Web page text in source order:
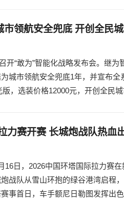
市领航安全兜底 开创全民
开“敢为”智能化战略发布会。继为
城市领航安全兜底1年，并宣布全
，选装价格12000元，开创全民
力赛开赛 长城炮战队热血
16日，2026中国环塔国际拉力赛
战队从雪山环抱的绿谷港湾启程，
事首日，车手额尼日勒图发挥出